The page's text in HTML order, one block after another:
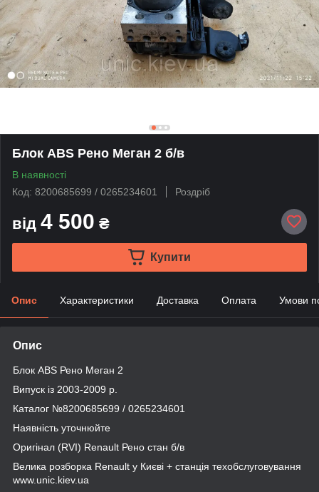
Блок ABS Рено Меган 2 б/в
В наявності
Код: 8200685699 / 0265234601
Роздріб
від 4 500 ₴
Купити
Опис Характеристики Доставка Оплата Умови
Опис
Блок ABS Рено Меган 2
Випуск із 2003-2009 р.
Каталог №8200685699 / 0265234601
Наявність уточнюйте
Оригінал (RVI) Renault Рено стан б/в
Велика розборка Renault у Києві + станція техобслуговування
www.unic.kiev.ua